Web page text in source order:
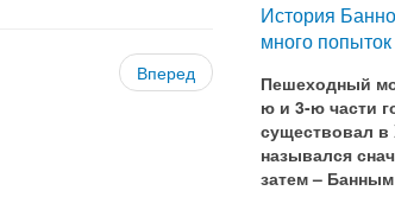
Вперед
История
много
Пешеходный
ю и 3-ю части
существовал в
назывался
затем –